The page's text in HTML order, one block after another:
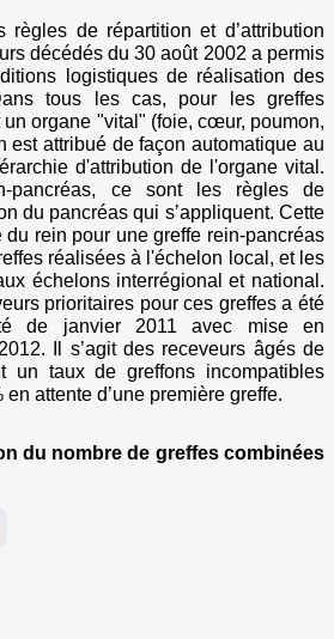
règles de répartition et d’attribution
décédés du 30 août 2002 a permis
logistiques de réalisation des
tous les cas, pour les greffes
organe "vital" (foie, cœur, poumon,
attribué de façon automatique au
d'attribution de l'organe vital.
pancréas, ce sont les règles de
du pancréas qui s’appliquent. Cette
rein pour une greffe rein-pancréas
réalisées à l'échelon local, et les
échelons interrégional et national.
prioritaires pour ces greffes a été
de janvier 2011 avec mise en
Il s’agit des receveurs âgés de
un taux de greffons incompatibles
attente d’une première greffe.
du nombre de greffes combinées